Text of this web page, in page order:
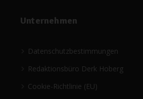
Unternehmen
Datenschutzbestimmungen
Redaktionsbüro Derk Hoberg
Cookie-Richtlinie (EU)